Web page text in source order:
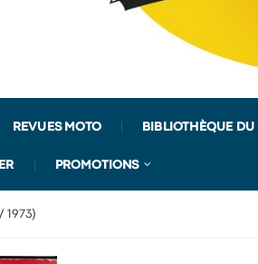
REVUES MOTO BIBLIOTHÈQUE DU
PROMOTIONS
1973)